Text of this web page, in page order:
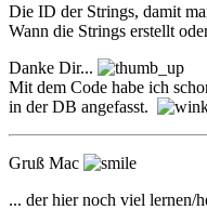
Die ID der Strings, damit
Wann die Strings erstellt
Danke Dir...
Mit dem Code habe ich
in der DB angefasst.
Gruß Mac
... der hier noch viel lernen/